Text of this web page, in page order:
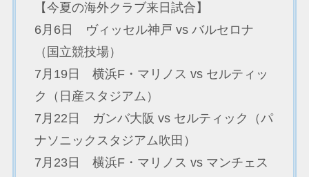
【今夏の海外クラブ来日試合】
6月6日 ヴィッセル神戸 vs バルセロナ
（国立競技場）
7月19日 横浜F・マリノス vs セルティッ
ク（日産スタジアム）
7月22日 ガンバ大阪 vs セルティック（パ
ナソニックスタジアム吹田）
7月23日 横浜F・マリノス vs マンチェス